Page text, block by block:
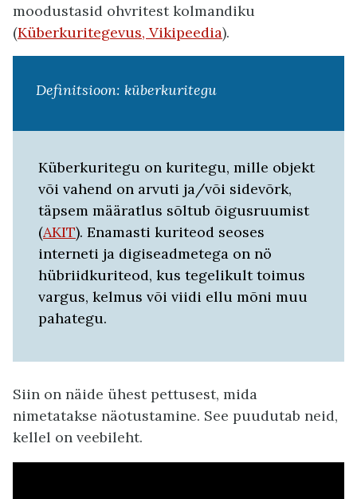
moodustasid ohvritest kolmandiku
(Küberkuritegevus, Vikipeedia).
Definitsioon: küberkuritegu
Küberkuritegu on kuritegu, mille objekt
või vahend on arvuti ja/või sidevõrk,
täpsem määratlus sõltub õigusruumist
(AKIT). Enamasti kuriteod seoses
interneti ja digiseadmetega on nö
hübriidkuriteod, kus tegelikult toimus
vargus, kelmus või viidi ellu mõni muu
pahategu.
Siin on näide ühest pettusest, mida
nimetatakse näotustamine. See puudutab neid,
kellel on veebileht.